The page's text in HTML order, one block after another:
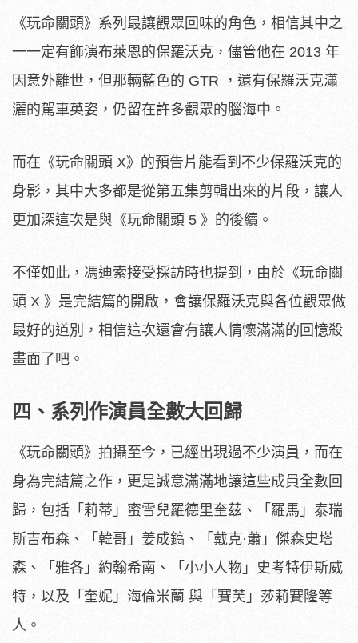
《玩命關頭》系列最讓觀眾回味的角色，相信其中之
一一定有飾演布萊恩的保羅沃克，儘管他在 2013 年
因意外離世，但那輛藍色的 GTR ，還有保羅沃克瀟
灑的駕車英姿，仍留在許多觀眾的腦海中。
而在《玩命關頭 X》的預告片能看到不少保羅沃克的
身影，其中大多都是從第五集剪輯出來的片段，讓人
更加深這次是與《玩命關頭 5 》的後續。
不僅如此，馮迪索接受採訪時也提到，由於《玩命關
頭 X 》是完結篇的開啟，會讓保羅沃克與各位觀眾做
最好的道別，相信這次還會有讓人情懷滿滿的回憶殺
畫面了吧。
四、系列作演員全數大回歸
《玩命關頭》拍攝至今，已經出現過不少演員，而在
身為完結篇之作，更是誠意滿滿地讓這些成員全數回
歸，包括「莉蒂」蜜雪兒羅德里奎茲、「羅馬」泰瑞
斯吉布森、「韓哥」姜成鎬、「戴克·蕭」傑森史塔
森、「雅各」約翰希南、「小小人物」史考特伊斯威
特，以及「奎妮」海倫米蘭 與「賽芙」莎莉賽隆等
人。